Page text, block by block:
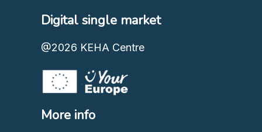
Digital single market
@2026 KEHA Centre
More info